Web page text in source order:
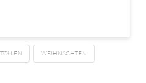
WEIHNACHTEN